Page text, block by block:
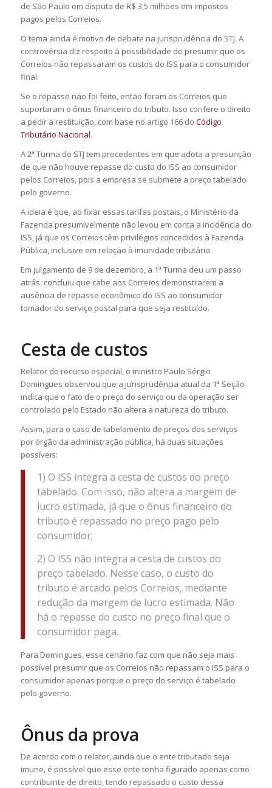
de São Paulo em disputa de R$ 3,5 milhões em impostos
pagos pelos Correios.
O tema ainda é motivo de debate na jurisprudência do STJ. A
controvérsia diz respeito à possibilidade de presumir que os
Correios não repassaram os custos do ISS para o consumidor
final.
Se o repasse não foi feito, então foram os Correios que
suportaram o ônus financeiro do tributo. Isso confere o direito
a pedir a restituição, com base no artigo 166 do Código
Tributário Nacional.
A 2ª Turma do STJ tem precedentes em que adota a presunção
de que não houve repasse do custo do ISS ao consumidor
pelos Correios, pois a empresa se submete a preço tabelado
pelo governo.
A ideia é que, ao fixar essas tarifas postais, o Ministério da
Fazenda presumivelmente não levou em conta a incidência do
ISS, já que os Correios têm privilégios concedidos à Fazenda
Pública, inclusive em relação à imunidade tributária.
Em julgamento de 9 de dezembro, a 1ª Turma deu um passo
atrás: concluiu que cabe aos Correios demonstrarem a
ausência de repasse econômico do ISS ao consumidor
tomador do serviço postal para que seja restituído.
Cesta de custos
Relator do recurso especial, o ministro Paulo Sérgio
Domingues observou que a jurisprudência atual da 1ª Seção
indica que o fato de o preço do serviço ou da operação ser
controlado pelo Estado não altera a natureza do tributo.
Assim, para o caso de tabelamento de preços dos serviços
por órgão da administração pública, há duas situações
possíveis:
1) O ISS integra a cesta de custos do preço
tabelado. Com isso, não altera a margem de
lucro estimada, já que o ônus financeiro do
tributo é repassado no preço pago pelo
consumidor;
2) O ISS não integra a cesta de custos do
preço tabelado. Nesse caso, o custo do
tributo é arcado pelos Correios, mediante
redução da margem de lucro estimada. Não
há o repasse do custo no preço final que o
consumidor paga.
Para Domingues, esse cenário faz com que não seja mais
possível presumir que os Correios não repassam o ISS para o
consumidor apenas porque o preço do serviço é tabelado
pelo governo.
Ônus da prova
De acordo com o relator, ainda que o ente tributado seja
imune, é possível que esse ente tenha figurado apenas como
contribuinte de direito, tendo repassado o custo dessa